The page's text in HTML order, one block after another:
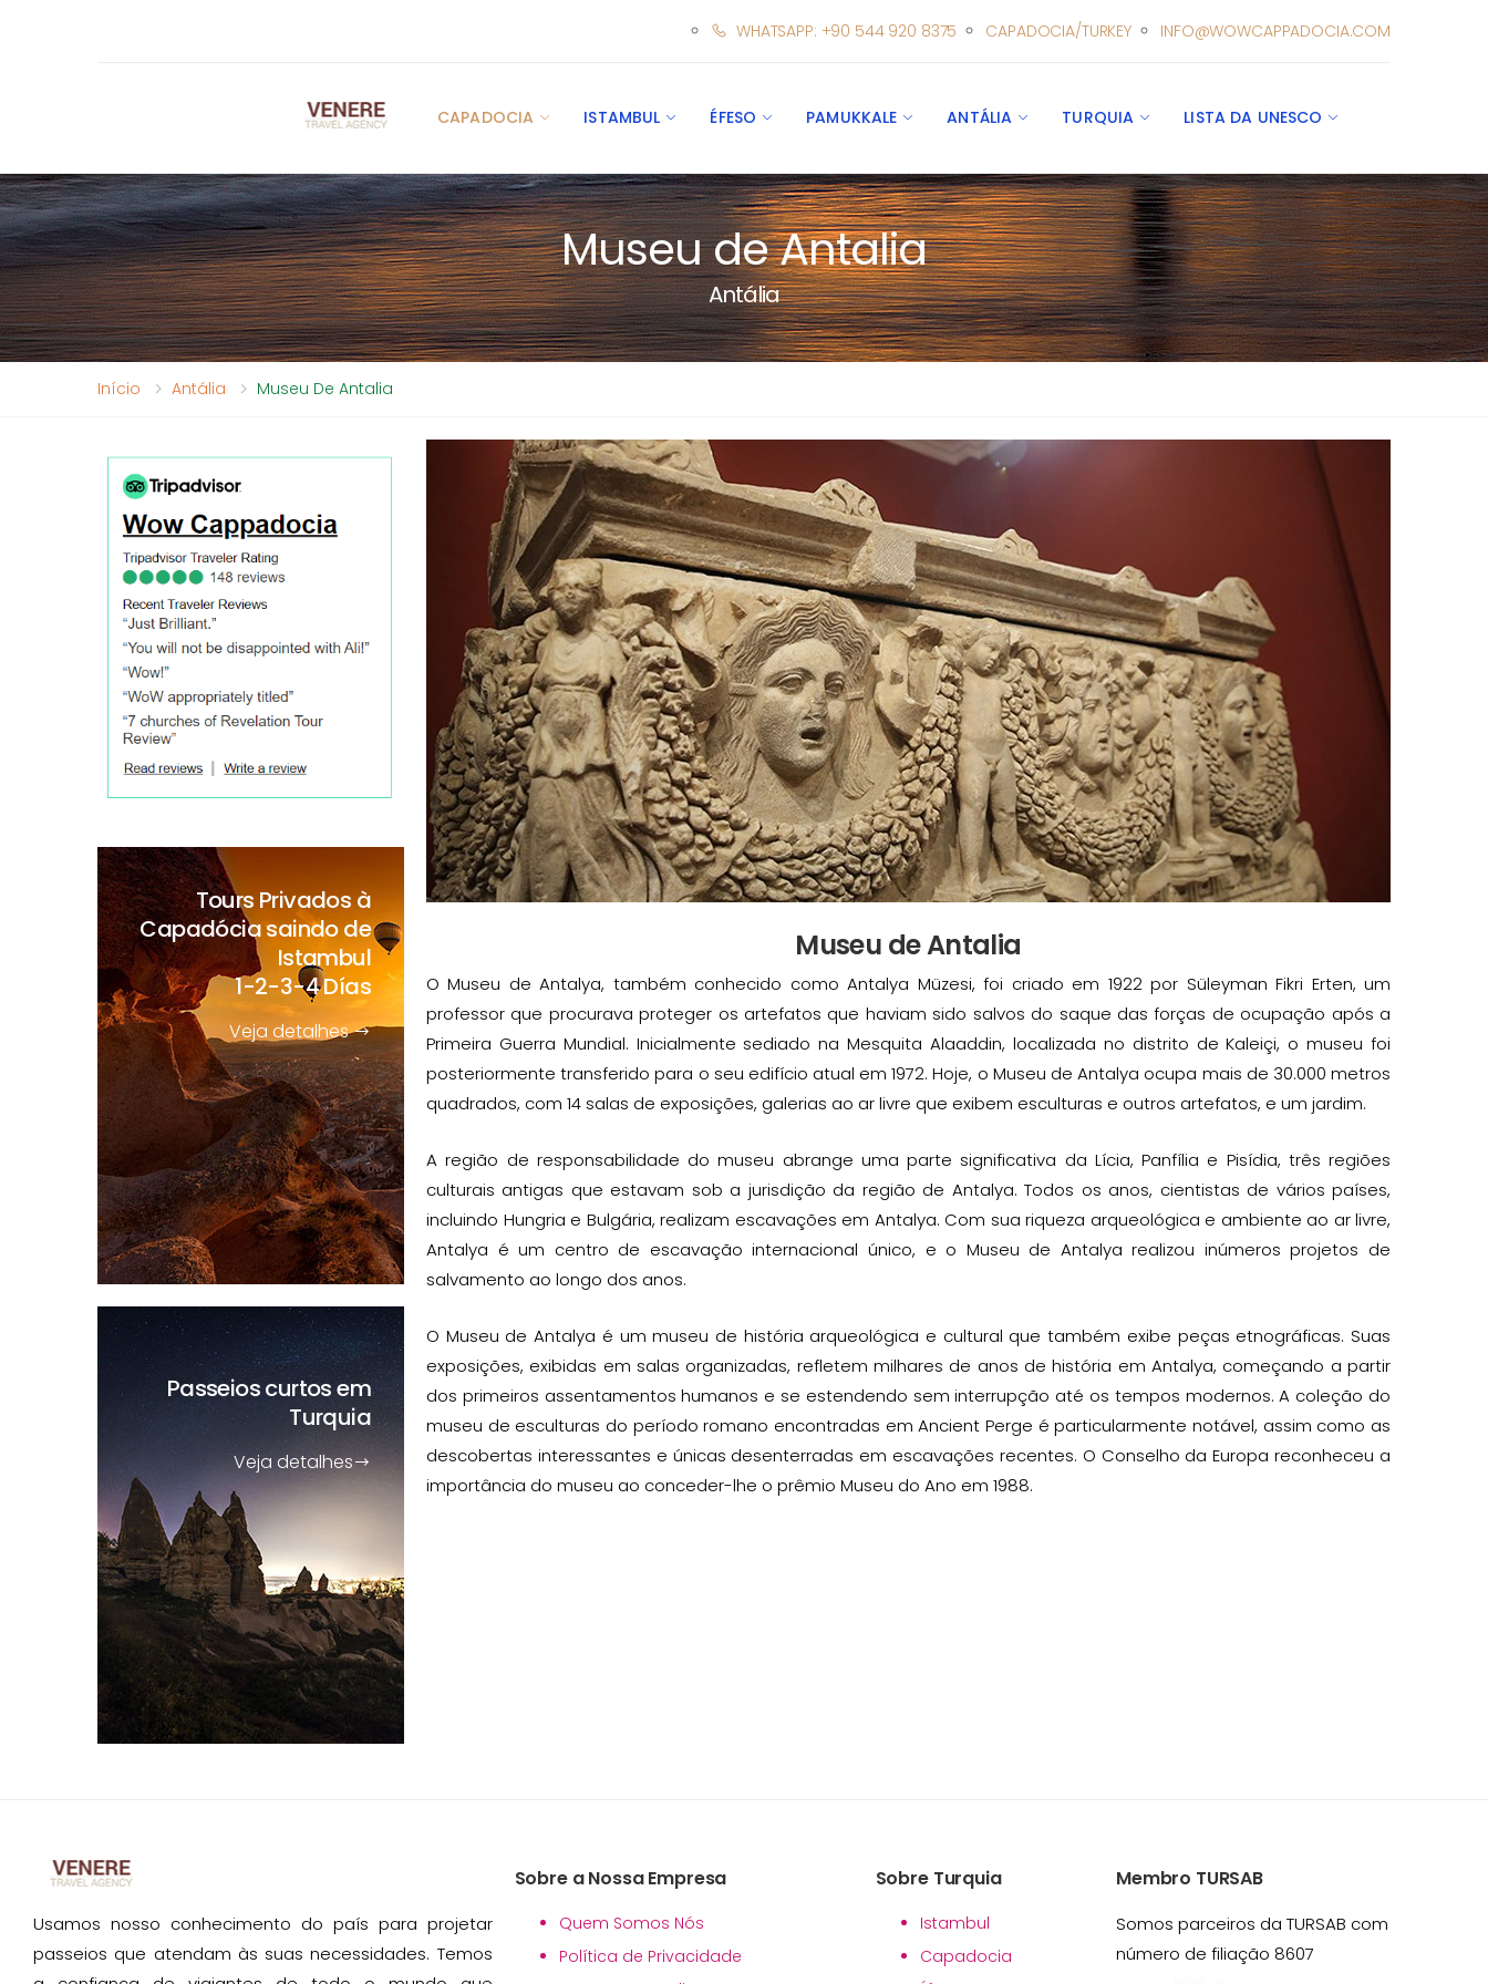
WHATSAPP: +90 544 920 8375 CAPADOCIA/TURKEY INFO@WOWCAPPADOCIA.COM
CAPADOCIA ISTAMBUL ÉFESO PAMUKKALE ANTÁLIA TURQUIA LISTA DA UNESCO
Museu de Antalia
Antália
Início Antália Museu De Antalia
Museu de Antalia
O Museu de Antalya, também conhecido como Antalya Müzesi, foi criado em 1922 por Süleyman Fikri Erten, um
professor que procurava proteger os artefatos que haviam sido salvos do saque das forças de ocupação após a
Primeira Guerra Mundial. Inicialmente sediado na Mesquita Alaaddin, localizada no distrito de Kaleiçi, o museu foi
posteriormente transferido para o seu edifício atual em 1972. Hoje, o Museu de Antalya ocupa mais de 30.000 metros
quadrados, com 14 salas de exposições, galerias ao ar livre que exibem esculturas e outros artefatos, e um jardim.
A região de responsabilidade do museu abrange uma parte significativa da Lícia, Panfília e Pisídia, três regiões
culturais antigas que estavam sob a jurisdição da região de Antalya. Todos os anos, cientistas de vários países,
incluindo Hungria e Bulgária, realizam escavações em Antalya. Com sua riqueza arqueológica e ambiente ao ar livre,
Antalya é um centro de escavação internacional único, e o Museu de Antalya realizou inúmeros projetos de
salvamento ao longo dos anos.
O Museu de Antalya é um museu de história arqueológica e cultural que também exibe peças etnográficas. Suas
exposições, exibidas em salas organizadas, refletem milhares de anos de história em Antalya, começando a partir
dos primeiros assentamentos humanos e se estendendo sem interrupção até os tempos modernos. A coleção do
museu de esculturas do período romano encontradas em Ancient Perge é particularmente notável, assim como as
descobertas interessantes e únicas desenterradas em escavações recentes. O Conselho da Europa reconheceu a
importância do museu ao conceder-lhe o prêmio Museu do Ano em 1988.
Tours Privados à
Capadócia saindo de
Istambul
1-2-3-4 Días
Veja detalhes
Passeios curtosem
Turquia
Veja detalhes
Usamos nosso conhecimento do país para projetar
passeios que atendam às suas necessidades. Temos
Sobre a Nossa Empresa
Quem Somos Nós
Política de Privacidade
Sobre Turquia
Istambul
Capadocia
Membro TURSAB
Somos parceiros da TURSAB com
número de filiação 8607